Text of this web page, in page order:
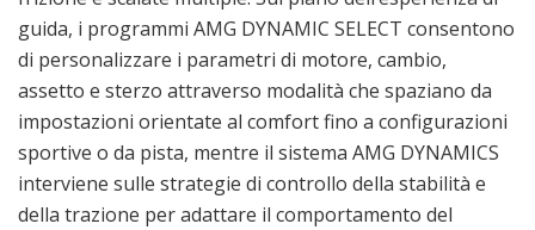
guida, i programmi AMG DYNAMIC SELECT consentono
di personalizzare i parametri di motore, cambio,
assetto e sterzo attraverso modalità che spaziano da
impostazioni orientate al comfort fino a configurazioni
sportive o da pista, mentre il sistema AMG DYNAMICS
interviene sulle strategie di controllo della stabilità e
della trazione per adattare il comportamento del